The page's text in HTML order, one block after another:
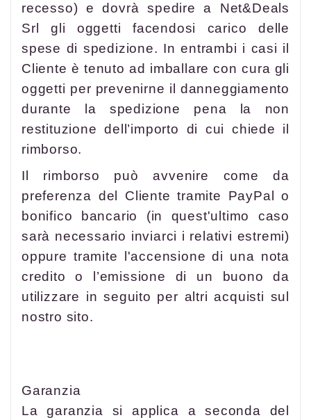
recesso) e dovrà spedire a Net&Deals
Srl gli oggetti facendosi carico delle
spese di spedizione. In entrambi i casi il
Cliente è tenuto ad imballare con cura gli
oggetti per prevenirne il danneggiamento
durante la spedizione pena la non
restituzione dell’importo di cui chiede il
rimborso.
Il rimborso può avvenire come da
preferenza del Cliente tramite PayPal o
bonifico bancario (in quest'ultimo caso
sarà necessario inviarci i relativi estremi)
oppure tramite l'accensione di una nota
credito o l’emissione di un buono da
utilizzare in seguito per altri acquisti sul
nostro sito.
Garanzia
La garanzia si applica a seconda del